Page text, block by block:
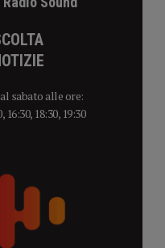
sabato alle ore:
16:30, 18:30, 19:30